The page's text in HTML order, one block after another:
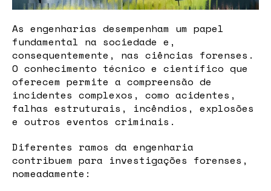
As engenharias desempenham um papel
fundamental na sociedade e,
consequentemente, nas ciências forenses.
O conhecimento técnico e científico que
oferecem permite a compreensão de
incidentes complexos, como acidentes,
falhas estruturais, incêndios, explosões
e outros eventos criminais.
Diferentes ramos da engenharia
contribuem para investigações forenses,
nomeadamente: